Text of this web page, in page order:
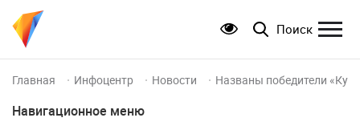
Поиск
Главная Инфоцентр Новости Названы победители
Навигационное меню